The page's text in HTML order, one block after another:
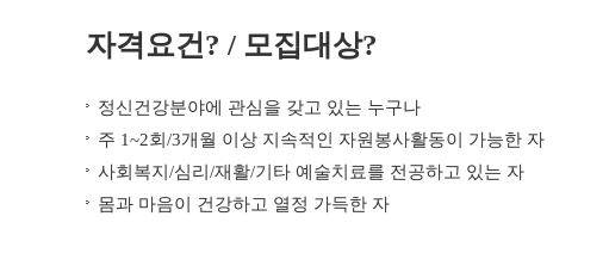
자격요건? / 모집대상?
정신건강분야에 관심을 갖고 있는 누구나
주 1~2회/3개월 이상 지속적인 자원봉사활동이 가능한 자
사회복지/심리/재활/기타 예술치료를 전공하고 있는 자
몸과 마음이 건강하고 열정 가득한 자